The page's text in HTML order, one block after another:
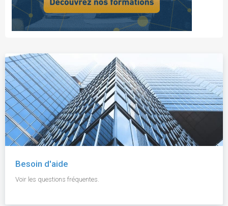
Besoin d'aide
Voir les questions fréquentes.